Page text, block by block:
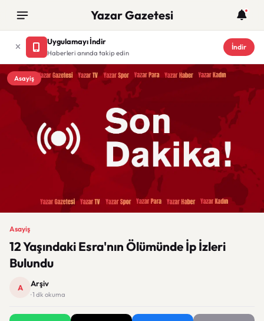
Yazar Gazetesi
Uygulamayı İndir
Haberleri anında takip edin
İndir
Asayiş
Asayiş
12 Yaşındaki Esra'nın Ölümünde İp İzleri
Bulundu
A Arşiv
· 1 dk okuma